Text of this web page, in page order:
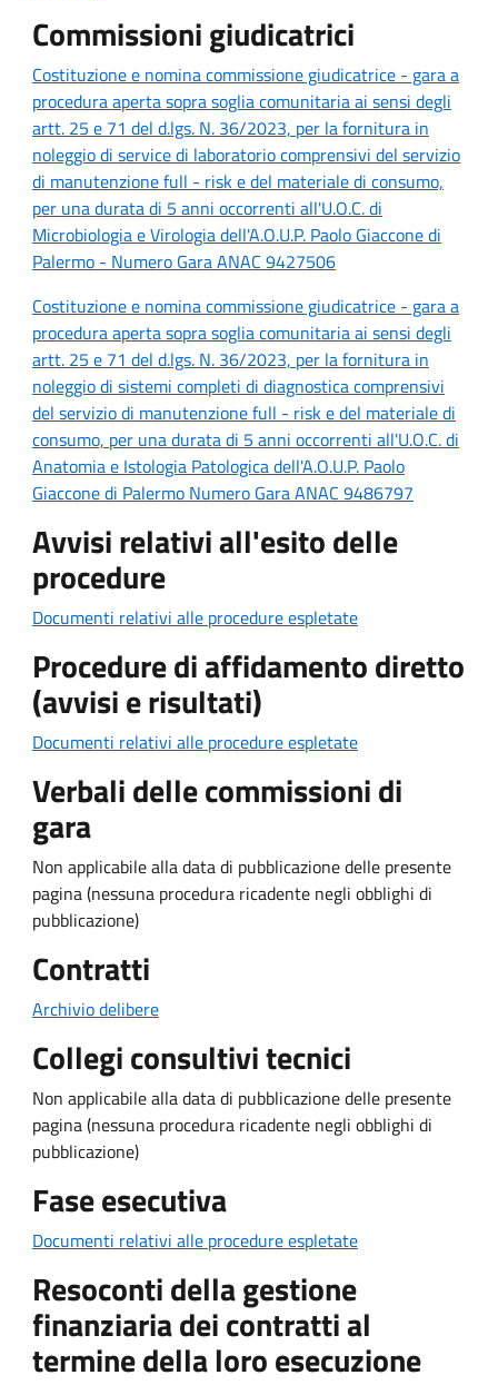
Commissioni giudicatrici
Costituzione e nomina commissione giudicatrice - gara a
procedura aperta sopra soglia comunitaria ai sensi degli
artt. 25 e 71 del d.lgs. N. 36/2023, per la fornitura in
noleggio di service di laboratorio comprensivi del servizio
di manutenzione full - risk e del materiale di consumo,
per una durata di 5 anni occorrenti all'U.O.C. di
Microbiologia e Virologia dell'A.O.U.P. Paolo Giaccone di
Palermo - Numero Gara ANAC 9427506
Costituzione e nomina commissione giudicatrice - gara a
procedura aperta sopra soglia comunitaria ai sensi degli
artt. 25 e 71 del d.lgs. N. 36/2023, per la fornitura in
noleggio di sistemi completi di diagnostica comprensivi
del servizio di manutenzione full - risk e del materiale di
consumo, per una durata di 5 anni occorrenti all'U.O.C. di
Anatomia e Istologia Patologica dell'A.O.U.P. Paolo
Giaccone di Palermo Numero Gara ANAC 9486797
Avvisi relativi all'esito delle
procedure
Documenti relativi alle procedure espletate
Procedure di affidamento diretto
(avvisi e risultati)
Documenti relativi alle procedure espletate
Verbali delle commissioni di
gara
Non applicabile alla data di pubblicazione delle presente
pagina (nessuna procedura ricadente negli obblighi di
pubblicazione)
Contratti
Archivio delibere
Collegi consultivi tecnici
Non applicabile alla data di pubblicazione delle presente
pagina (nessuna procedura ricadente negli obblighi di
pubblicazione)
Fase esecutiva
Documenti relativi alle procedure espletate
Resoconti della gestione
finanziaria dei contratti al
termine della loro esecuzione